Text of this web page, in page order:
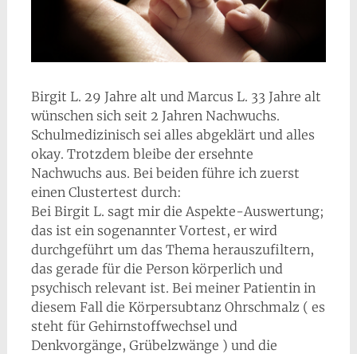
Birgit L. 29 Jahre alt und Marcus L. 33 Jahre alt
wünschen sich seit 2 Jahren Nachwuchs.
Schulmedizinisch sei alles abgeklärt und alles
okay. Trotzdem bleibe der ersehnte
Nachwuchs aus. Bei beiden führe ich zuerst
einen Clustertest durch:
Bei Birgit L. sagt mir die Aspekte-Auswertung;
das ist ein sogenannter Vortest, er wird
durchgeführt um das Thema herauszufiltern,
das gerade für die Person körperlich und
psychisch relevant ist. Bei meiner Patientin in
diesem Fall die Körpersubtanz Ohrschmalz ( es
steht für Gehirnstoffwechsel und
Denkvorgänge, Grübelzwänge ) und die